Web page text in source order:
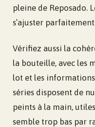
pleine de Reposado.
s’ajuster
Vérifiez aussi la
la bouteille, avec les
lot et les
séries disposent de
peints à la main,
semble trop bas par